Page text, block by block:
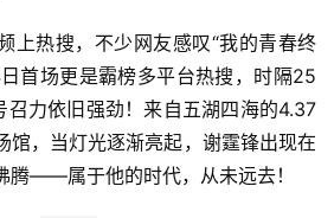
上热搜，不少网友感叹“我的青春终
首场更是霸榜多平台热搜，时隔25
召力依旧强劲！来自五湖四海的4.37
馆，当灯光逐渐亮起，谢霆锋出现在
腾——属于他的时代，从未远去！